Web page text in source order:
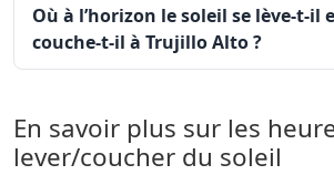
Où à l’horizon le soleil se lève-t-il
couche-t-il à Trujillo Alto ?
En savoir plus sur les
lever/coucher du soleil